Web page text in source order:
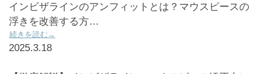
インビザラインのアンフィットとは？マウスピースの
浮きを改善する方…
続きを読む→
2025.3.18